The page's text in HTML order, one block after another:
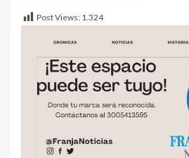
Post Views: 1.324